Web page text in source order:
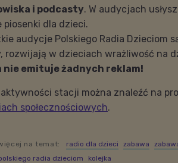
i podcasty. W audycjach
piosenki dla dzieci.
audycje Polskiego Radia Dzieciom
rozwijają w dzieciach wrażliwość na
nie emituje żadnych reklam!
stacji można znaleźć na
społecznościowych.
na temat: radio dla dzieci zabawa
radia dzieciom
kolejka